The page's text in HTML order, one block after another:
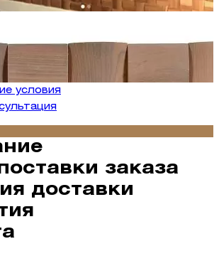
условия
заказа
доставки